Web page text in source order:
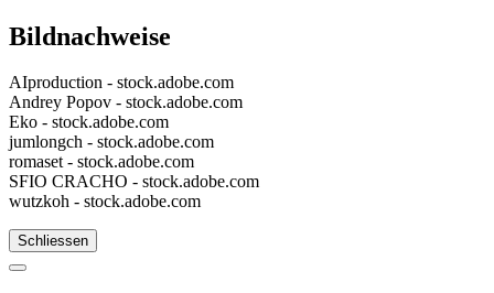
Bildnachweise
AIproduction - stock.adobe.com
Andrey Popov - stock.adobe.com
Eko - stock.adobe.com
jumlongch - stock.adobe.com
romaset - stock.adobe.com
SFIO CRACHO - stock.adobe.com
wutzkoh - stock.adobe.com
Schliessen